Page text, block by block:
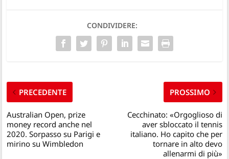
CONDIVIDERE:
PRECEDENTE
Australian Open, prize
money record anche nel
2020. Sorpasso su Parigi e
mirino su Wimbledon
PROSSIMO
Cecchinato: «Orgoglioso di
aver sbloccato il tennis
italiano. Ho capito che per
tornare in alto devo
allenarmi di più»